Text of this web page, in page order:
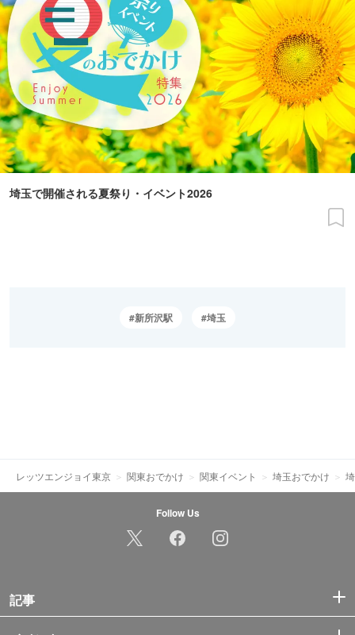
埼玉で開催される夏祭り・イベント2026
新所沢駅 埼玉
レッツエンジョイ東京 関東おでかけ 関東イベント 埼玉おでかけ
Follow Us
記事